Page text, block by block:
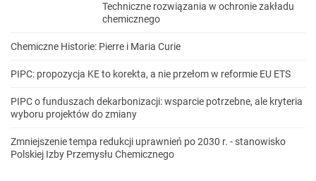
Techniczne rozwiązania w ochronie zakładu
chemicznego
Chemiczne Historie: Pierre i Maria Curie
PIPC: propozycja KE to korekta, a nie przełom w reformie EU ETS
PIPC o funduszach dekarbonizacji: wsparcie potrzebne, ale kryteria
wyboru projektów do zmiany
Zmniejszenie tempa redukcji uprawnień po 2030 r. - stanowisko
Polskiej Izby Przemysłu Chemicznego